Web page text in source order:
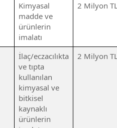
Kimyasal
madde ve
ürünlerin
imalatı
2 Milyon
İlaç/eczacılıkta
ve tıpta
kullanılan
kimyasal ve
bitkisel
kaynaklı
ürünlerin
2 Milyon